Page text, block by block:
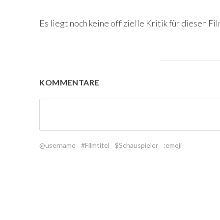
Es liegt noch keine offizielle Kritik für diesen
KOMMENTARE
@username #Filmtitel $Schauspieler :emoji